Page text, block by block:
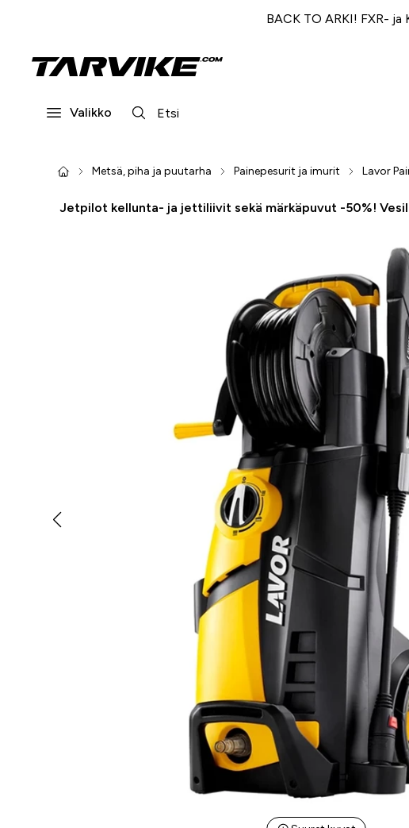
BACK TO ARKI! FXR-
Valikko
Metsä, piha ja puutarha Painepesurit ja imurit Lavor
Jetpilot kellunta- ja jettiliivit sekä märkäpuvut -50%!